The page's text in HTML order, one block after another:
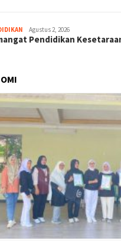
Agustus 2, 2026
Pendidikan